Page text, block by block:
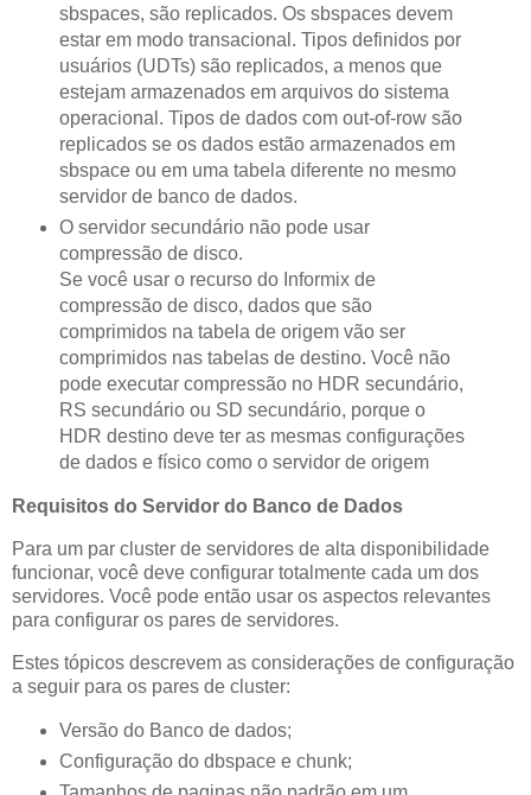
sbspaces, são replicados. Os sbspaces devem
estar em modo transacional. Tipos definidos por
usuários (UDTs) são replicados, a menos que
estejam armazenados em arquivos do sistema
operacional. Tipos de dados com out-of-row são
replicados se os dados estão armazenados em
sbspace ou em uma tabela diferente no mesmo
servidor de banco de dados.
O servidor secundário não pode usar
compressão de disco.
Se você usar o recurso do Informix de
compressão de disco, dados que são
comprimidos na tabela de origem vão ser
comprimidos nas tabelas de destino. Você não
pode executar compressão no HDR secundário,
RS secundário ou SD secundário, porque o
HDR destino deve ter as mesmas configurações
de dados e físico como o servidor de origem
Requisitos do Servidor do Banco de Dados
Para um par cluster de servidores de alta disponibilidade
funcionar, você deve configurar totalmente cada um dos
servidores. Você pode então usar os aspectos relevantes
para configurar os pares de servidores.
Estes tópicos descrevem as considerações de configuração
a seguir para os pares de cluster:
Versão do Banco de dados;
Configuração do dbspace e chunk;